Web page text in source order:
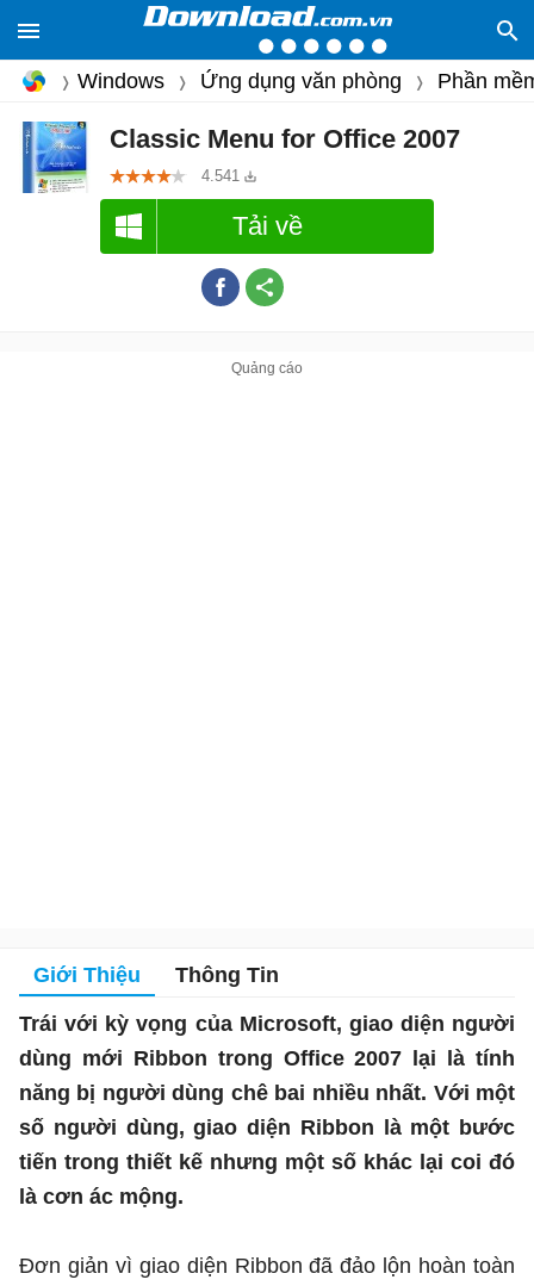
Windows Ứng dụng văn phòng Phần
Classic Menu for Office 2007
4.541
Tải về
Giới Thiệu Thông Tin
Trái với kỳ vọng của Microsoft, giao diện người
dùng mới Ribbon trong Office 2007 lại là tính
năng bị người dùng chê bai nhiều nhất. Với một
số người dùng, giao diện Ribbon là một bước
tiến trong thiết kế nhưng một số khác lại coi đó
là cơn ác mộng.
Đơn giản vì giao diện Ribbon đã đảo lộn hoàn toàn